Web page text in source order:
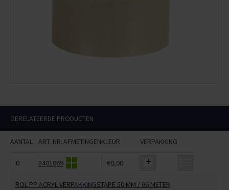
GERELATEERDE PRODUCTEN
AANTAL ART. NR.AFMETINGENKLEUR VERPAKKING
8401069 €0,00
ROL PP ACRYL VERPAKKINGSTAPE 50 MM / 66 METER